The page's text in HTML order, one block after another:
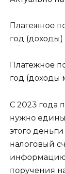
Платежное
год (доходы)
Платежное
год (доходы
С 2023 года
нужно
этого
налоговый
поручения